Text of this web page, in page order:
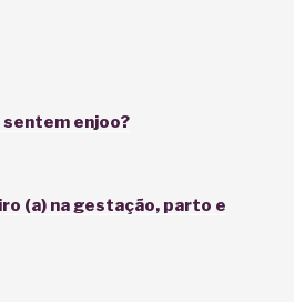
enjoo?
(a) na gestação, parto e